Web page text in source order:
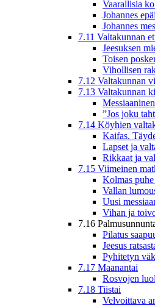
Vaarallisia
Johannes
Johannes
7.11 Valtakunnan
Jeesuksen
Toisen
Vihollisen
7.12 Valtakunnan
7.13 Valtakunnan
”Jos joku
7.14 Köyhien
Kaifas.
Lapset ja
Rikkaat ja
7.15 Viimeinen
Kolmas
Vallan
Uusi
Vihan ja
7.16
Pilatus
Jeesus
Pyhitetyn
7.17 Maanantai
Rosvojen
7.18 Tiistai
Velvoittava